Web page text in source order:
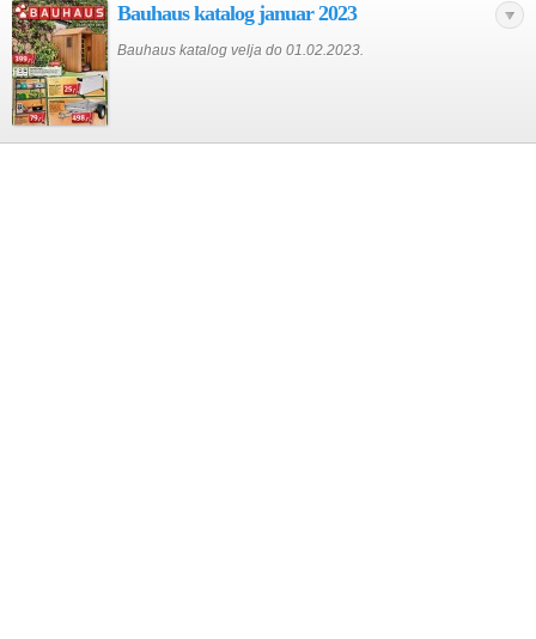
Bauhaus katalog januar 2023
Bauhaus katalog velja do 01.02.2023.